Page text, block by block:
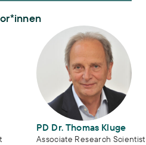
PD Dr. Thomas Kluge
PD Dr. Thomas Kluge
Associate Research Scientist